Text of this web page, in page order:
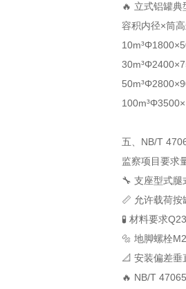
🔥 立式铝罐
容积内径×筒高
10m³
30m³
50m³
100m³
五、NB/T
监察项目要求
🔧 支座型式腿
📏 允许载荷按
🧪 材料要求
🔩 地脚螺栓
📐 安装偏差垂
🔥 NB/T